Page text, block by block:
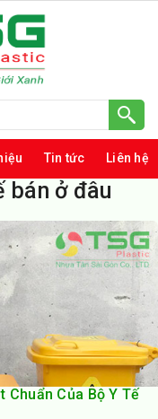
Tin tức Liên hệ
bán ở đâu
Chuẩn Của Bộ Y Tế